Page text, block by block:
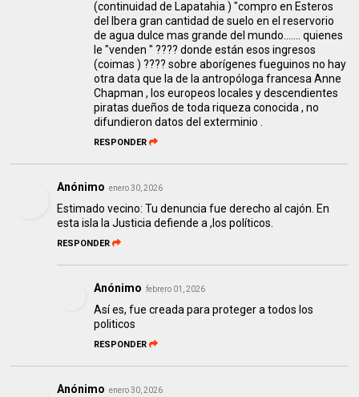
(continuidad de Lapatahia ) "compro en Esteros
del Ibera gran cantidad de suelo en el reservorio
de agua dulce mas grande del mundo....... quienes
le "venden " ???? donde están esos ingresos
(coimas ) ???? sobre aborígenes fueguinos no hay
otra data que la de la antropóloga francesa Anne
Chapman , los europeos locales y descendientes
piratas dueños de toda riqueza conocida , no
difundieron datos del exterminio .
RESPONDER
Anónimo enero 30, 2026
Estimado vecino: Tu denuncia fue derecho al cajón. En
esta isla la Justicia defiende a ,los políticos.
RESPONDER
Anónimo febrero 01, 2026
Así es, fue creada para proteger a todos los
politicos
RESPONDER
Anónimo enero 30, 2026